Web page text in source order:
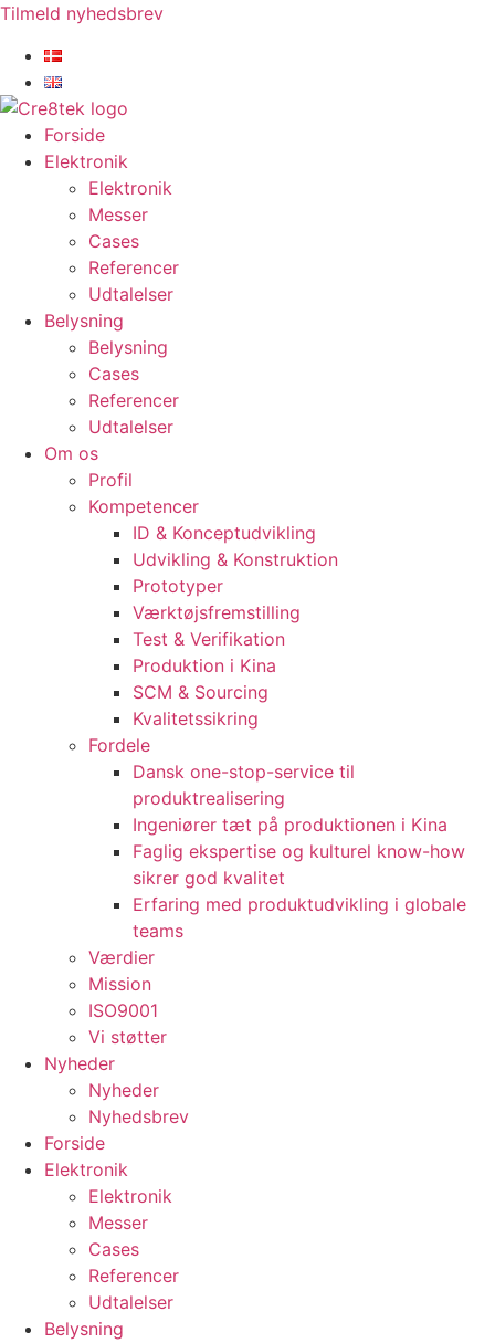
Videre
indhold
Tilmeld nyhedsbrev
Forside
Elektronik
Elektronik
Messer
Cases
Referencer
Udtalelser
Belysning
Belysning
Cases
Referencer
Udtalelser
Om os
Profil
Kompetencer
ID & Konceptudvikling
Udvikling & Konstruktion
Prototyper
Værktøjsfremstilling
Test & Verifikation
Produktion i Kina
SCM & Sourcing
Kvalitetssikring
Fordele
Dansk one-stop-service til
produktrealisering
Ingeniører tæt på produktionen i Kina
Faglig ekspertise og kulturel know-how
sikrer god kvalitet
Erfaring med produktudvikling i globale
teams
Værdier
Mission
ISO9001
Vi støtter
Nyheder
Nyheder
Nyhedsbrev
Forside
Elektronik
Elektronik
Messer
Cases
Referencer
Udtalelser
Belysning